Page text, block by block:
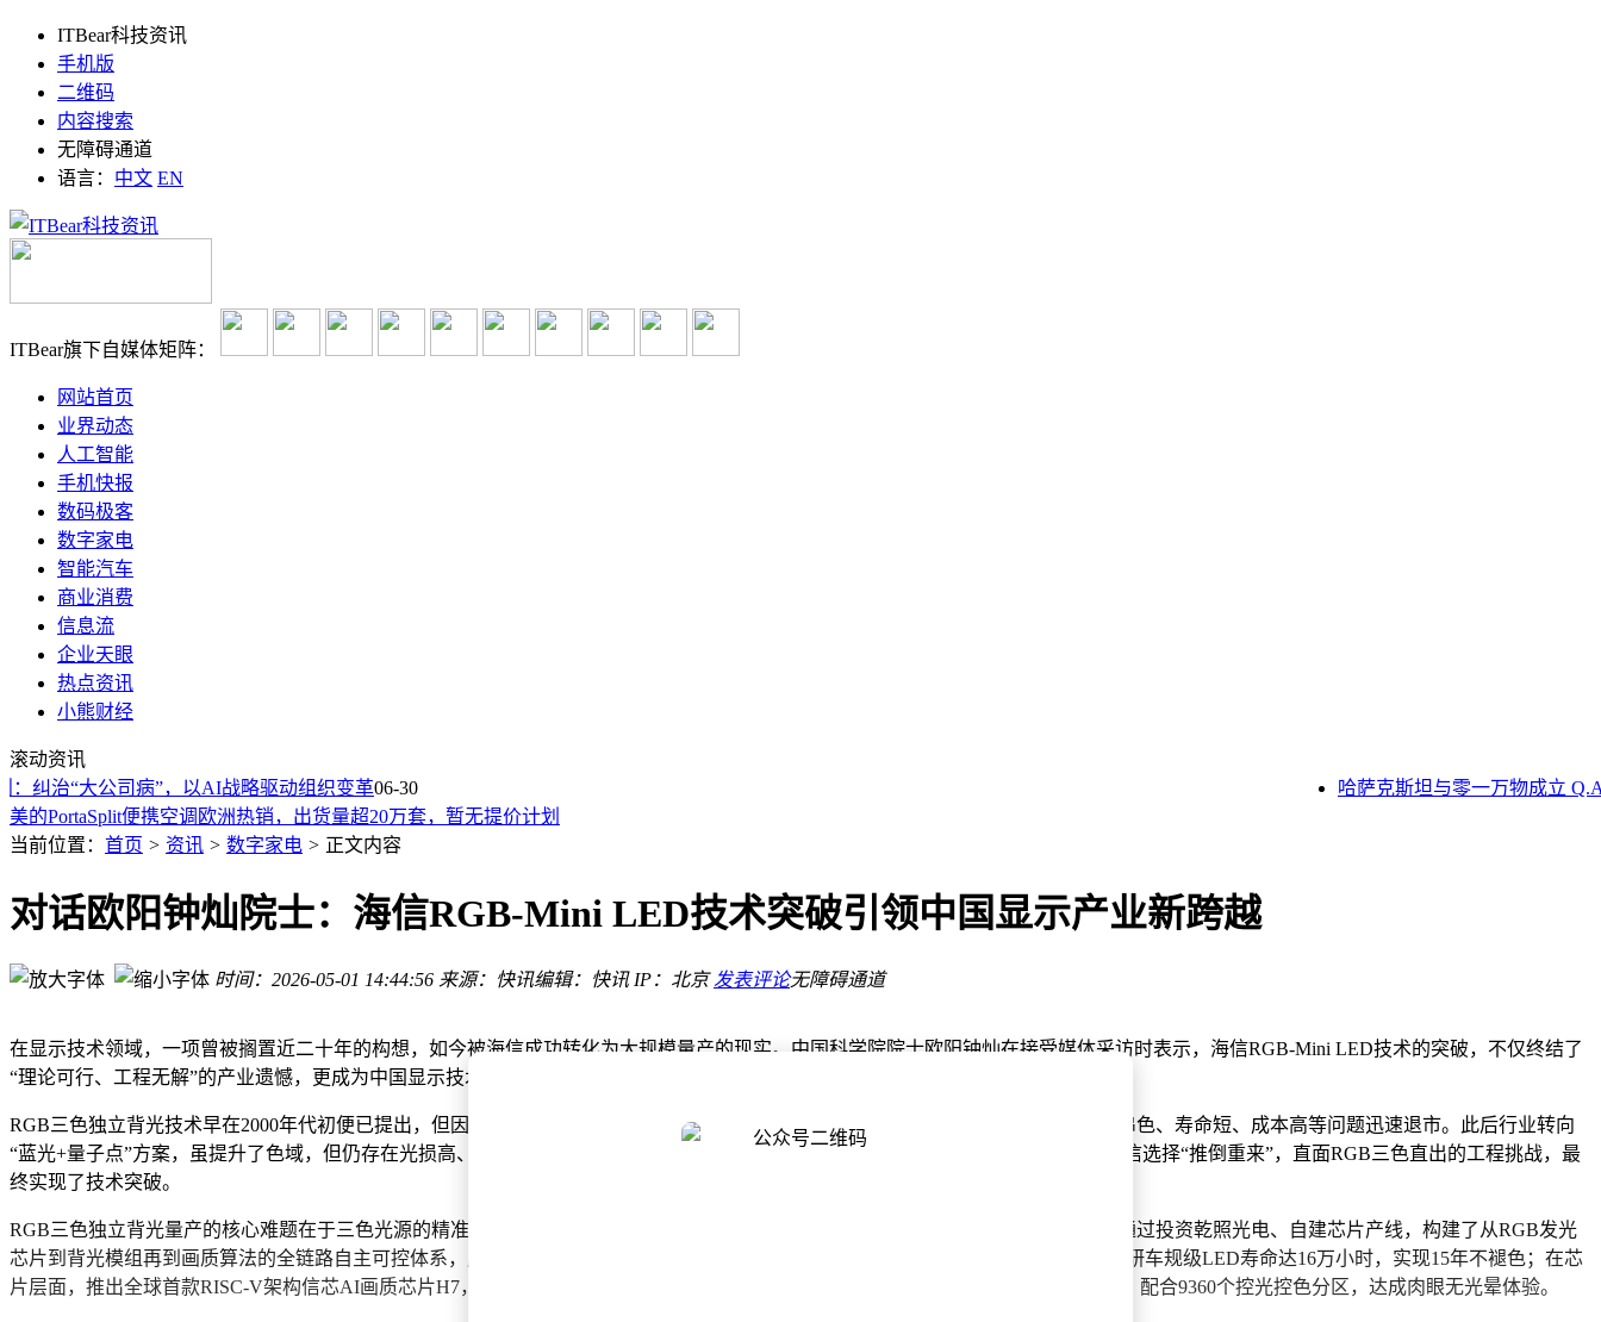
ITBear科技资讯
手机版
二维码
内容搜索
无障碍通道
语言： 中文 EN
ITBear旗下自媒体矩阵：
网站首页
业界动态
人工智能
手机快报
数码极客
数字家电
智能汽车
商业消费
信息流
企业天眼
热点资讯
小熊财经
滚动资讯
纠治“大公司病”，以AI战略驱动组织变革06-30 哈萨克斯坦与零一万物成立 Q.AI
格力玫瑰空调引热议：外观遭吐槽 朱磊称已售5万多台 董明珠力挺创新
papi酱名下企业全注销 退出MCN管理：本就不参与，专注个人创作
美的PortaSplit便携空调欧洲热销，出货量超20万套，暂无提价计划
规范账期支付！宁德时代等11家电池企业响应倡议为供应商“减负”
开车缺油与生活的耗能困境：探寻能量恢复的多元路径
全合成机油一万公里换油？别被“统一标准”误导，适配自身才明智
英国车主拿中国名爵电车救急：一根软管让屋子共享空调
欧洲高温来袭！英国车主巧用中国名爵电动车软管，为卧室“送清凉”
格力玫瑰空调引热议：外观遭吐槽 朱磊称已售5万多台 董明珠力挺创新
当前位置： 首页 > 资讯 > 数字家电 > 正文内容
对话欧阳钟灿院士：海信RGB-Mini LED技术突破引领中国显示产业新跨越
时间：2026-05-01 14:44:56 来源：快讯编辑：快讯 IP：北京 发表评论无障碍通道
在显示技术领域，一项曾被搁置近二十年的构想，如今被海信成功转化为大规模量产的现实。中国科学院院士欧阳钟灿在接受媒体采访时表示，海信RGB-Mini LED技术的突破，不仅终结了
“理论可行、工程无解”的产业遗憾，更成为中国显示技术自主可控的重要标志。
RGB三色独立背光技术早在2000年代初便已提出，但因工程实现难度极大，始终未能突破量产瓶颈。某品牌曾推出55吋原型机，却因串色、寿命短、成本高等问题迅速退市。此后行业转向
“蓝光+量子点”方案，虽提升了色域，但仍存在光损高、色彩冲淡等缺陷。欧阳钟灿指出，多数厂商选择在现有框架内修修补补，而海信选择“推倒重来”，直面RGB三色直出的工程挑战，最
终实现了技术突破。
RGB三色独立背光量产的核心难题在于三色光源的精准混光与长期稳定性控制，涉及材料、芯片、算法与制造工艺的多重挑战。海信通过投资乾照光电、自建芯片产线，构建了从RGB发光
芯片到背光模组再到画质算法的全链路自主可控体系，成为全球唯一实现RGB-Mini LED规模化量产的品牌。在材料层面，乾照光电自研车规级LED寿命达16万小时，实现15年不褪色；在芯
片层面，推出全球首款RISC-V架构信芯AI画质芯片H7，支持108bits控色精度；在结构优化上，采用微距凝光透镜技术使光晕下降60%，配合9360个控光控色分区，达成肉眼无光晕体验。